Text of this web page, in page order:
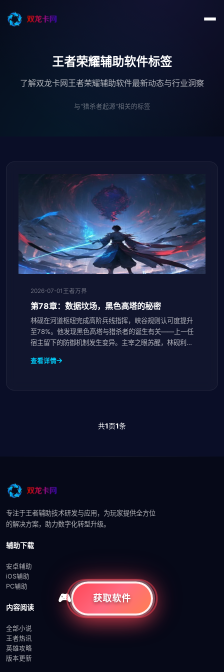
王者荣耀辅助软件标签
了解双龙卡网王者荣耀辅助软件最新动态与行业洞察
与"猎杀者起源"相关的标签
2026-07-01 王者万界
第78章：数据坟场，黑色高塔的秘密
林砚在河道枢纽完成高阶兵线指挥，峡谷规则认可度提升
至78%。他发现黑色高塔与猎杀者的诞生有关——上一任
宿主留下的防御机制发生变异。主宰之眼苏醒，林砚利用
查看详情
共1页1条
专注于王者辅助技术研发与应用，为玩家提供全方位
的解决方案，助力数字化转型升级。
辅助下载
安卓辅助
iOS辅助
PC辅助
内容阅读
全部小说
王者热讯
英雄攻略
版本更新
获取软件